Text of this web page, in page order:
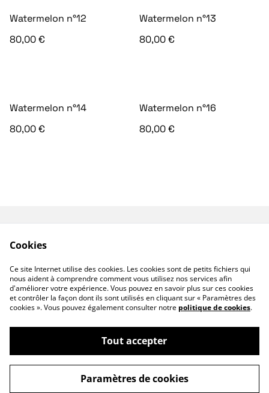
Watermelon n°12
80,00 €
Watermelon n°13
80,00 €
Watermelon n°14
80,00 €
Watermelon n°16
80,00 €
confidentialité
Mentions légales
©2026shop.surboom
powered by
Cookies
Ce site Internet utilise des cookies. Les cookies sont de petits fichiers qui
nous aident à comprendre comment vous utilisez nos services afin
d'améliorer votre expérience. Vous pouvez en savoir plus sur ces cookies
et contrôler la façon dont ils sont utilisés en cliquant sur « Paramètres des
cookies ». Vous pouvez également consulter notre politique de cookies.
Tout accepter
Paramètres de cookies